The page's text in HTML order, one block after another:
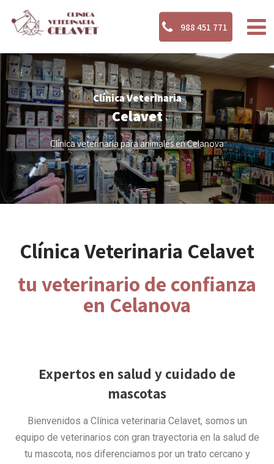
988 451 771
Clínica Veterinaria
Celavet
Clínica veterinaria para animales en Celanova
Clínica Veterinaria Celavet
tu veterinario de confianza
en Celanova
Expertos en salud y cuidado de
mascotas
Bienvenidos a Clínica veterinaria Celavet, somos un
equipo de veterinarios con gran trayectoria en la salud de
tu mascota, nos diferenciamos por un trato cercano y